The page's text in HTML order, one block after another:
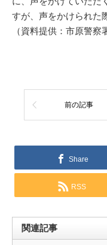
すが、声をかけられた
（資料提供：市原警察
前の記事
Share
RSS
関連記事